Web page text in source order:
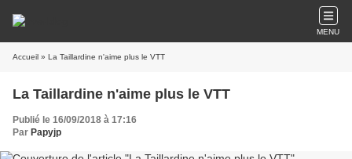
MENU
Accueil » La Taillardine n'aime plus le VTT
La Taillardine n'aime plus le VTT
Publié le 16/09/2018 à 17:16
Par Papyjp